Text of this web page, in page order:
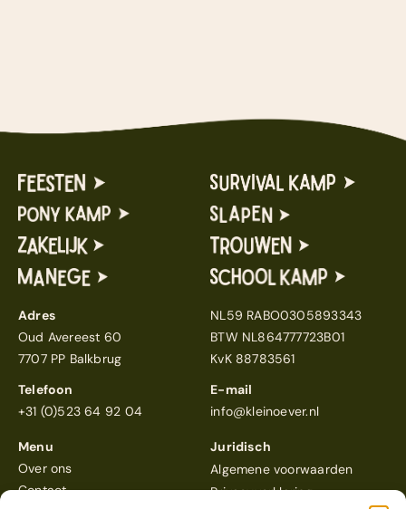
Adres
Oud Avereest 60
7707 PP Balkbrug
NL59 RABO0305893343
BTW NL864777723B01
KvK 88783561
Telefoon
+31 (0)523 64 92 04
E-mail
info@kleinoever.nl
Menu
Over ons
Contact
Juridisch
Algemene voorwaarden
Privacyverklaring